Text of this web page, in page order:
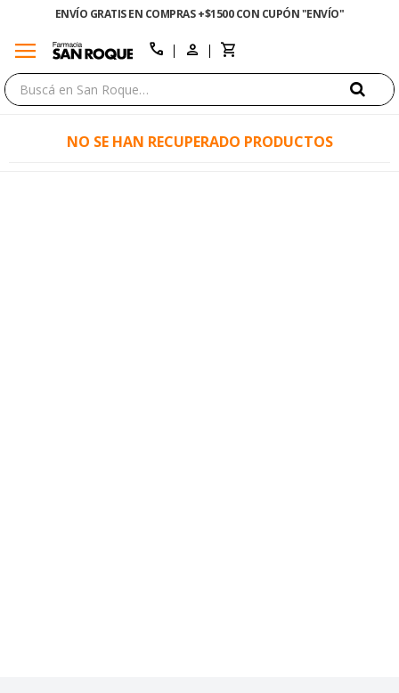
ENVÍO GRATIS EN COMPRAS +$1500 CON CUPÓN "ENVÍO"
menu call
NO SE HAN RECUPERADO PRODUCTOS
close